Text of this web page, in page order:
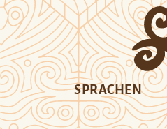
SPRACHEN